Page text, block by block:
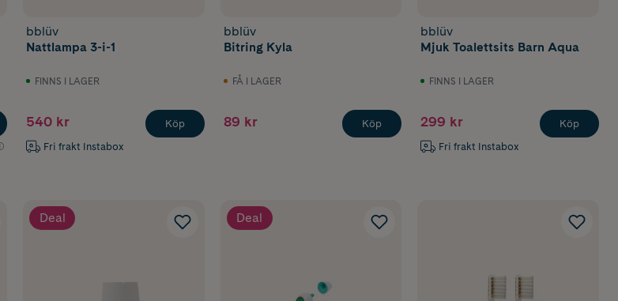
bblüv
Nattlampa 3-i-1
FINNS I LAGER
540 kr
Fri frakt Instabox
Köp
bblüv
Bitring Kyla
FÅ I LAGER
89 kr Köp
bblüv
Mjuk Toalettsits Barn Aqua
FINNS I LAGER
299 kr
Fri frakt Instabox
Köp
Deal Deal